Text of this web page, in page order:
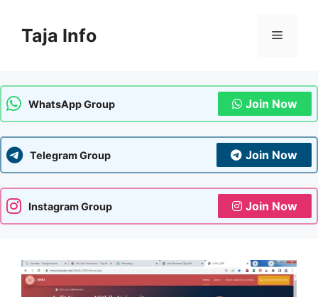
contentTaja Info Menu
WhatsApp Group Join Now
Telegram Group Join Now
Instagram Group Join Now